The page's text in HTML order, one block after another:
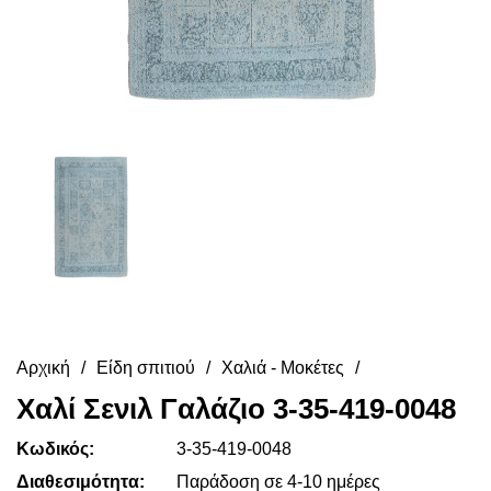
Αρχική Είδη σπιτιού Χαλιά - Μοκέτες
Χαλί Σενιλ Γαλάζιο 3-35-419-0048
Κωδικός:
3-35-419-0048
Διαθεσιμότητα:
Παράδοση σε 4-10 ημέρες